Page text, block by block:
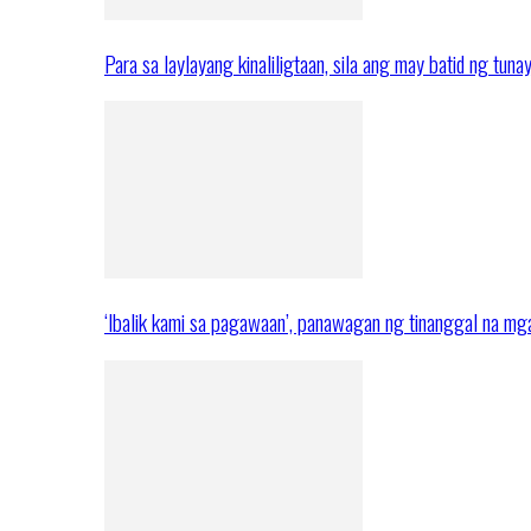
Para sa laylayang kinaliligtaan, sila ang may batid ng
‘Ibalik kami sa pagawaan’, panawagan ng tinanggal na